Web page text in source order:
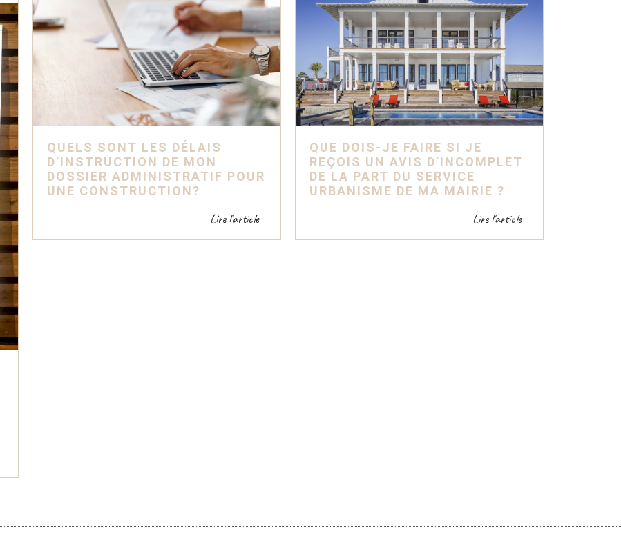
QUELS SONT LES DÉLAIS
D’INSTRUCTION DE MON
DOSSIER ADMINISTRATIF POUR
UNE CONSTRUCTION?
Lire l'article
QUE DOIS-JE FAIRE SI JE
REÇOIS UN AVIS D’INCOMPLET
DE LA PART DU SERVICE
URBANISME DE MA MAIRIE ?
Lire l'article